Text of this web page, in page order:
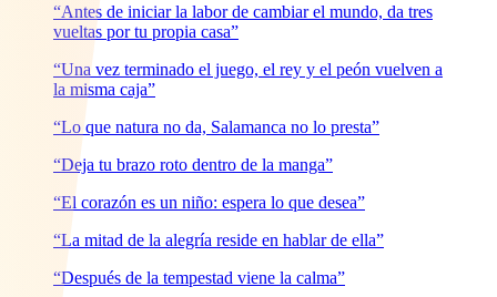
“Antes de iniciar la labor de cambiar el mundo, da tres
vueltas por tu propia casa”
“Una vez terminado el juego, el rey y el peón vuelven a
la misma caja”
“Lo que natura no da, Salamanca no lo presta”
“Deja tu brazo roto dentro de la manga”
“El corazón es un niño: espera lo que desea”
“La mitad de la alegría reside en hablar de ella”
“Después de la tempestad viene la calma”